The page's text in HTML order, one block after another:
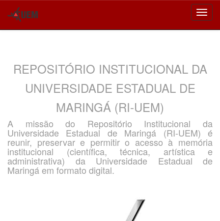
REPOSITÓRIO INSTITUCIONAL DA
UNIVERSIDADE ESTADUAL DE
MARINGÁ (RI-UEM)
A missão do Repositório Institucional da
Universidade Estadual de Maringá (RI-UEM) é
reunir, preservar e permitir o acesso à memória
institucional (científica, técnica, artística e
administrativa) da Universidade Estadual de
Maringá em formato digital.